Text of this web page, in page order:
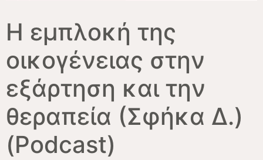
Η εμπλοκή της
οικογένειας στην
εξάρτηση και την
θεραπεία (Σφήκα Δ.)
(Podcast)